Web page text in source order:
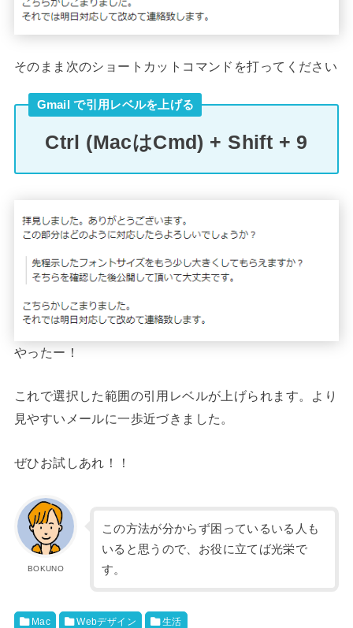
そのまま次のショートカットコマンドを打ってください
Gmail で引用レベルを上げる
Ctrl (MacはCmd) + Shift + 9
やったー！
これで選択した範囲の引用レベルが上げられます。より
見やすいメールに一歩近づきました。
ぜひお試しあれ！！
BOKUNO
この方法が分からず困っているいる人も
いると思うので、お役に立てば光栄で
す。
Mac Webデザイン 生活